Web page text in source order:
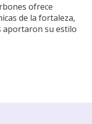
ofrece
de la fortaleza,
aportaron su estilo